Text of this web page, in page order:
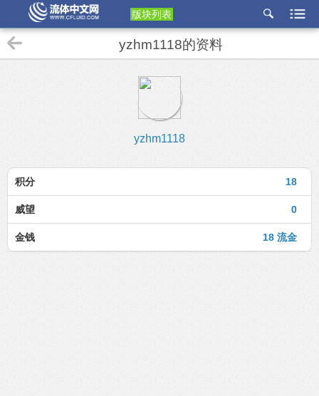
版块列表
etu
yzhm1118的资料
yzhm1118
18
积分
0
威望
18 流金
金钱